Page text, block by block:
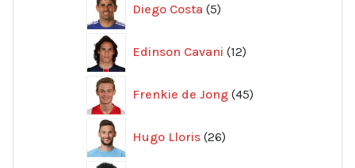
Diego Costa 5
produkter
Edinson Cavani 12
produkter
Frenkie de Jong 45
produkter
Hugo Lloris 26
produkter